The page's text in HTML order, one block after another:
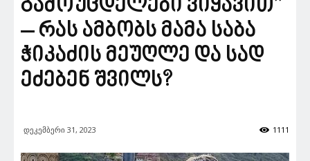
გამოუცდელები ვიყავით”
– რას ამბობს მამა საბა
ჭიკაძის მეუღლე და სად
ეძებენ შვილს?
დეკემბერი 31, 2023 1111